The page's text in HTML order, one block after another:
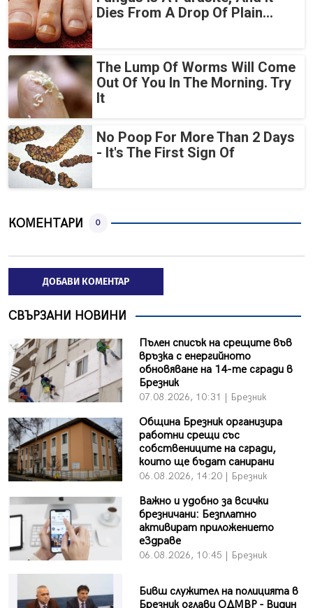
Dies From A Drop Of Plain...
The Lump Of Worms Will Come
Out Of You In The Morning. Try
It
No Poop For More Than 2 Days
- It's The First Sign Of
КОМЕНТАРИ 0
ДОБАВИ КОМЕНТАР
СВЪРЗАНИ НОВИНИ
Пълен списък на срещите във
връзка с енергийното
обновяване на 14-те сгради в
Брезник
07.08.2026, 10:31 | Брезник
Община Брезник организира
работни срещи със
собствениците на сгради,
които ще бъдат санирани
06.08.2026, 14:20 | Брезник
Важно и удобно за всички
брезничани: Безплатно
активират приложението
еЗдраве
06.08.2026, 10:45 | Брезник
Бивш служител на полицията в
Брезник оглави ОДМВР - Видин